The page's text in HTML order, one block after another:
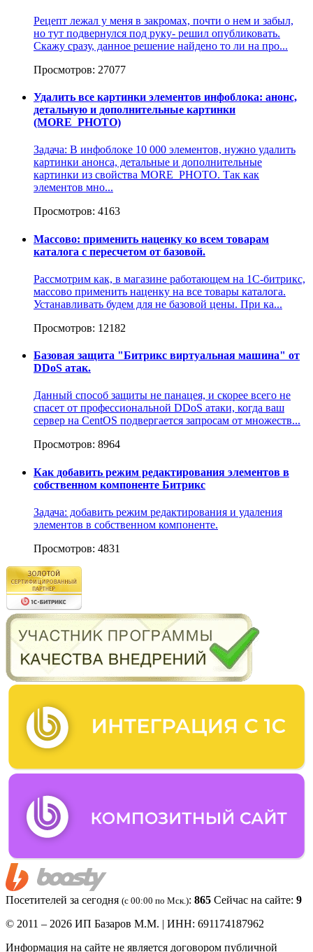
Рецепт лежал у меня в закромах, почти о нем и забыл,
но тут подвернулся под руку- решил опубликовать.
Скажу сразу, данное решение найдено то ли на про...
Просмотров: 27077
Удалить все картинки элементов инфоблока: анонс,
детальную и дополнительные картинки
(MORE_PHOTO)
Задача: В инфоблоке 10 000 элементов, нужно удалить
картинки анонса, детальные и дополнительные
картинки из свойства MORE_PHOTO. Так как
элементов мно...
Просмотров: 4163
Массово: применить наценку ко всем товарам
каталога с пересчетом от базовой.
Рассмотрим как, в магазине работающем на 1С-битрикс,
массово применить наценку на все товары каталога.
Устанавливать будем для не базовой цены. При ка...
Просмотров: 12182
Базовая защита "Битрикс виртуальная машина" от
DDoS атак.
Данный способ защиты не панацея, и скорее всего не
спасет от профессиональной DDoS атаки, когда ваш
сервер на CentOS подвергается запросам от множеств...
Просмотров: 8964
Как добавить режим редактирования элементов в
собственном компоненте Битрикс
Задача: добавить режим редактирования и удаления
элементов в собственном компоненте.
Просмотров: 4831
Посетителей за сегодня (c 00:00 по Мск.): 865 Сейчас на сайте: 9
© 2011 – 2026 ИП Базаров М.М. | ИНН: 691174187962
Информация на сайте не является договором публичной